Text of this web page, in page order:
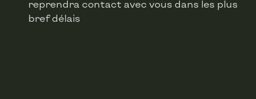
Year of renovation
reprendra contact avec vous dans les plus
bref délais